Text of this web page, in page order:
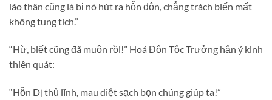
lão thân cũng là bị nó hút ra hỗn độn, chẳng trách biến mất
không tung tích.”
“Hừ, biết cũng đã muộn rồi!” Hoá Độn Tộc Trưởng hận ý kinh
thiên quát:
“Hỗn Dị thủ lĩnh, mau diệt sạch bọn chúng giúp ta!”